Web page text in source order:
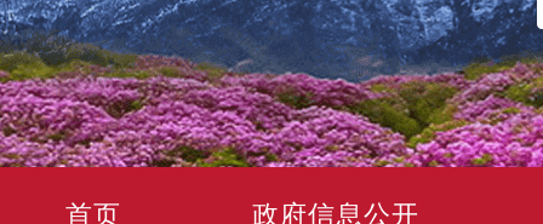
首页 政府信息公开